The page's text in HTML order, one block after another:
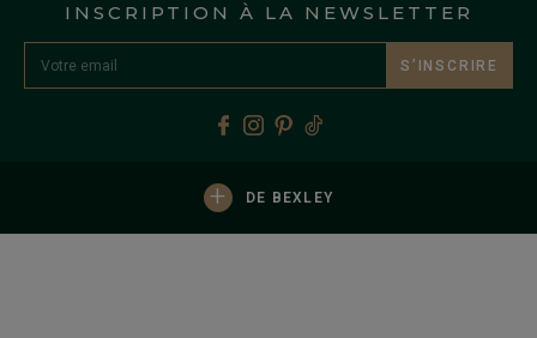
INSCRIPTION À LA NEWSLETTER
S’INSCRIRE
+ DE BEXLEY